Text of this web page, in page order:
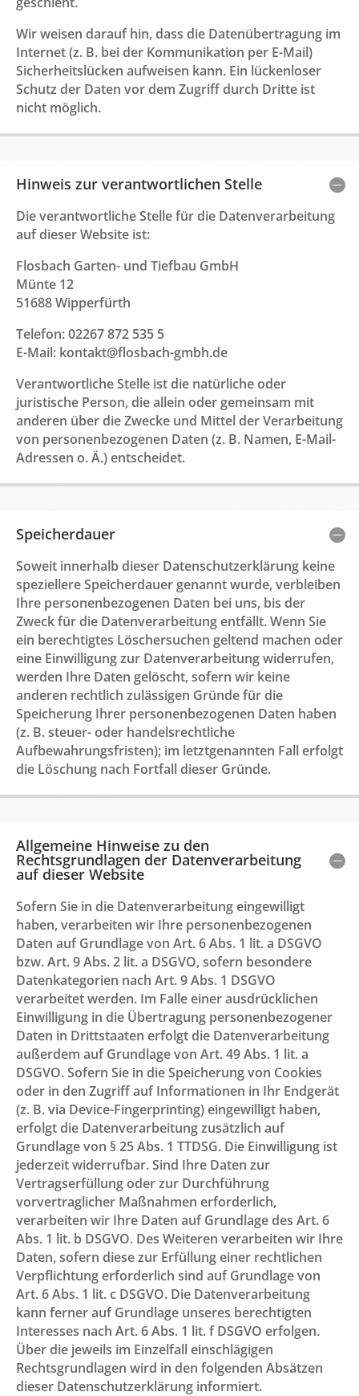
Wir weisen darauf hin, dass die Datenübertragung im
Internet (z. B. bei der Kommunikation per E-Mail)
Sicherheitslücken aufweisen kann. Ein lückenloser
Schutz der Daten vor dem Zugriff durch Dritte ist
nicht möglich.
Hinweis zur verantwortlichen Stelle
Die verantwortliche Stelle für die Datenverarbeitung
auf dieser Website ist:
Flosbach Garten- und Tiefbau GmbH
Münte 12
51688 Wipperfürth
Telefon: 02267 872 535 5
E-Mail: kontakt@flosbach-gmbh.de
Verantwortliche Stelle ist die natürliche oder
juristische Person, die allein oder gemeinsam mit
anderen über die Zwecke und Mittel der Verarbeitung
von personenbezogenen Daten (z. B. Namen, E-Mail-
Adressen o. Ä.) entscheidet.
Speicherdauer
Soweit innerhalb dieser Datenschutzerklärung keine
speziellere Speicherdauer genannt wurde, verbleiben
Ihre personenbezogenen Daten bei uns, bis der
Zweck für die Datenverarbeitung entfällt. Wenn Sie
ein berechtigtes Löschersuchen geltend machen oder
eine Einwilligung zur Datenverarbeitung widerrufen,
werden Ihre Daten gelöscht, sofern wir keine
anderen rechtlich zulässigen Gründe für die
Speicherung Ihrer personenbezogenen Daten haben
(z. B. steuer- oder handelsrechtliche
Aufbewahrungsfristen); im letztgenannten Fall erfolgt
die Löschung nach Fortfall dieser Gründe.
Allgemeine Hinweise zu den
Rechtsgrundlagen der Datenverarbeitung
auf dieser Website
Sofern Sie in die Datenverarbeitung eingewilligt
haben, verarbeiten wir Ihre personenbezogenen
Daten auf Grundlage von Art. 6 Abs. 1 lit. a DSGVO
bzw. Art. 9 Abs. 2 lit. a DSGVO, sofern besondere
Datenkategorien nach Art. 9 Abs. 1 DSGVO
verarbeitet werden. Im Falle einer ausdrücklichen
Einwilligung in die Übertragung personenbezogener
Daten in Drittstaaten erfolgt die Datenverarbeitung
außerdem auf Grundlage von Art. 49 Abs. 1 lit. a
DSGVO. Sofern Sie in die Speicherung von Cookies
oder in den Zugriff auf Informationen in Ihr Endgerät
(z. B. via Device-Fingerprinting) eingewilligt haben,
erfolgt die Datenverarbeitung zusätzlich auf
Grundlage von § 25 Abs. 1 TTDSG. Die Einwilligung ist
jederzeit widerrufbar. Sind Ihre Daten zur
Vertragserfüllung oder zur Durchführung
vorvertraglicher Maßnahmen erforderlich,
verarbeiten wir Ihre Daten auf Grundlage des Art. 6
Abs. 1 lit. b DSGVO. Des Weiteren verarbeiten wir Ihre
Daten, sofern diese zur Erfüllung einer rechtlichen
Verpflichtung erforderlich sind auf Grundlage von
Art. 6 Abs. 1 lit. c DSGVO. Die Datenverarbeitung
kann ferner auf Grundlage unseres berechtigten
Interesses nach Art. 6 Abs. 1 lit. f DSGVO erfolgen.
Über die jeweils im Einzelfall einschlägigen
Rechtsgrundlagen wird in den folgenden Absätzen
dieser Datenschutzerklärung informiert.